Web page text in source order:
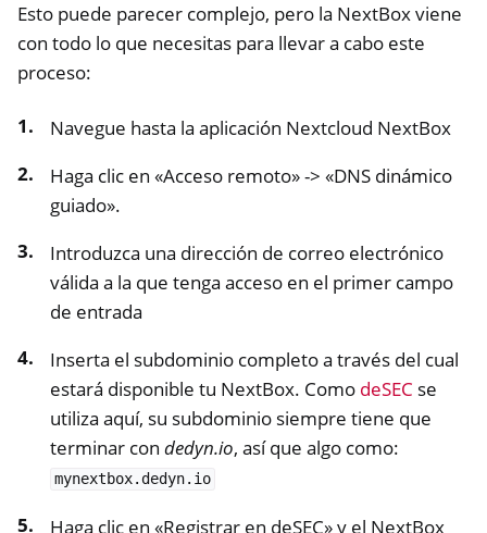
Esto puede parecer complejo, pero la NextBox viene
con todo lo que necesitas para llevar a cabo este
proceso:
Navegue hasta la aplicación Nextcloud NextBox
Haga clic en «Acceso remoto» -> «DNS dinámico
guiado».
Introduzca una dirección de correo electrónico
válida a la que tenga acceso en el primer campo
de entrada
Inserta el subdominio completo a través del cual
estará disponible tu NextBox. Como deSEC se
utiliza aquí, su subdominio siempre tiene que
terminar con dedyn.io, así que algo como:
mynextbox.dedyn.io
Haga clic en «Registrar en deSEC» y el NextBox